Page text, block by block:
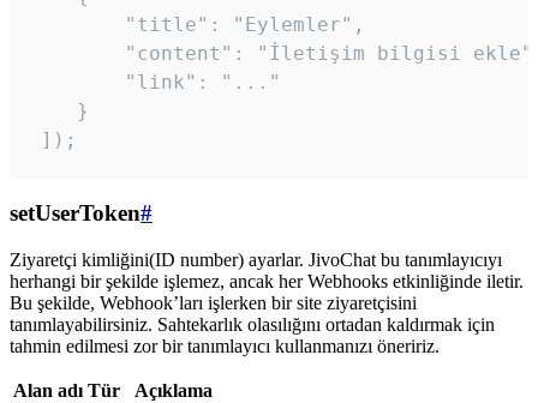
        "title": "Eylemler",
"content": "İletişim bilgisi
        "link": "..."
    }
]);
setUserToken#
Ziyaretçi kimliğini(ID number) ayarlar. JivoChat bu tanımlayıcıyı
herhangi bir şekilde işlemez, ancak her Webhooks etkinliğinde iletir.
Bu şekilde, Webhook’ları işlerken bir site ziyaretçisini
tanımlayabilirsiniz. Sahtekarlık olasılığını ortadan kaldırmak için
tahmin edilmesi zor bir tanımlayıcı kullanmanızı öneririz.
Alan adı Tür
Açıklama